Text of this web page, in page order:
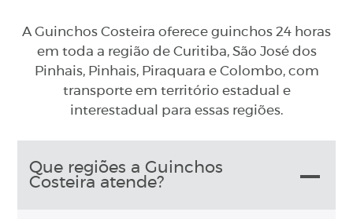
A Guinchos Costeira oferece guinchos 24 horas
em toda a região de Curitiba, São José dos
Pinhais, Pinhais, Piraquara e Colombo, com
transporte em território estadual e
interestadual para essas regiões.
Que regiões a Guinchos
Costeira atende?